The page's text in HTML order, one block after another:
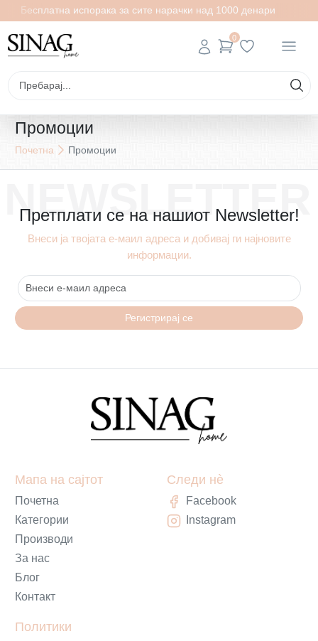
Бесплатна испорака за сите нарачки над 1000 денари
0
Промоции
Почетна Промоции
NEWSLETTER
Претплати се на нашиот Newsletter!
Внеси ја твојата е-маил адреса и добивај ги најновите
информации.
Регистрирај се
Мапа на сајтот
Почетна
Категории
Производи
За нас
Блог
Контакт
Политики
Следи нè
Facebook
Instagram